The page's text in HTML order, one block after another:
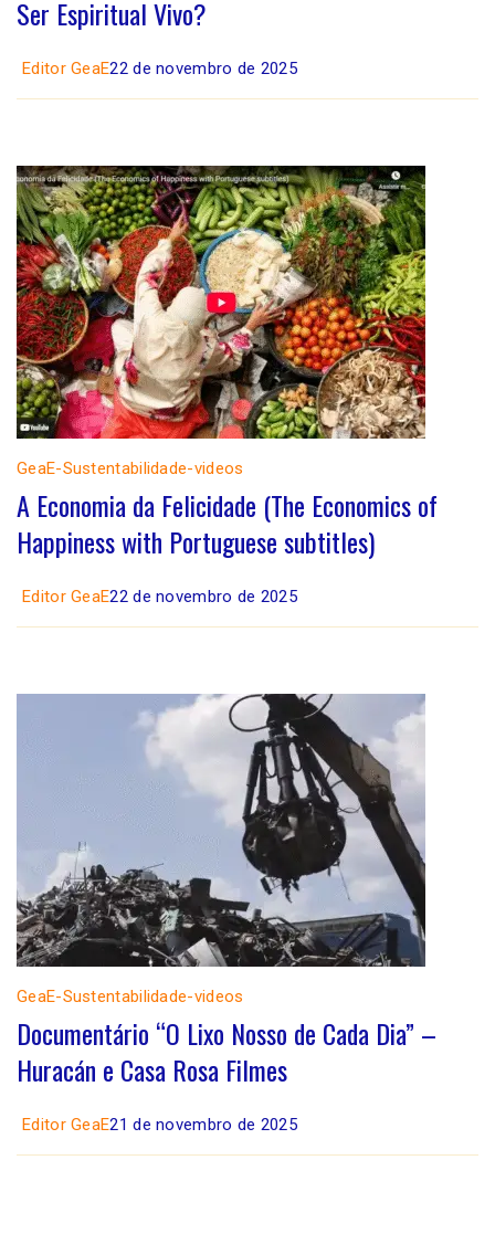
Ser Espiritual Vivo?
Editor GeaE22 de novembro de 2025
GeaE-Sustentabilidade-videos
A Economia da Felicidade (The Economics of
Happiness with Portuguese subtitles)
Editor GeaE22 de novembro de 2025
GeaE-Sustentabilidade-videos
Documentário “O Lixo Nosso de Cada Dia” –
Huracán e Casa Rosa Filmes
Editor GeaE21 de novembro de 2025